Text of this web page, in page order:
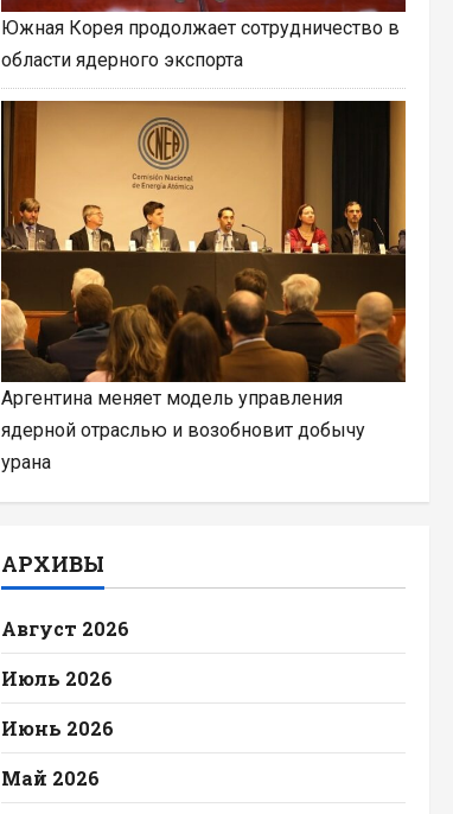
Южная Корея продолжает сотрудничество в
области ядерного экспорта
Аргентина меняет модель управления
ядерной отраслью и возобновит добычу
урана
АРХИВЫ
Август 2026
Июль 2026
Июнь 2026
Май 2026